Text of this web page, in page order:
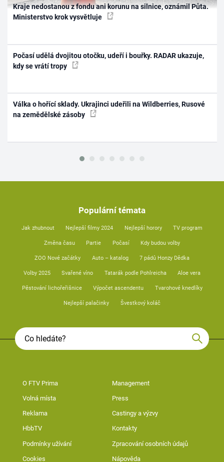
Kraje nedostanou z fondu ani korunu na silnice, oznámil Půta.
Ministerstvo krok vysvětluje
Počasí udělá dvojitou otočku, udeří i bouřky. RADAR ukazuje,
kdy se vrátí tropy
Válka o hořící sklady. Ukrajinci udeřili na Wildberries, Rusové
na zemědělské zásoby
Populární témata
Jak zhubnout Nejlepší filmy 2024 Nejlepší horory TV program
Změna času Partie Počasí Kdy budou volby
ZOO Nové začátky Auto – katalog 7 pádů Honzy Dědka
Volby 2025 Svařené víno Tatarák podle Pohlreicha Aloe vera
Pěstování lichořeřišnice Výpočet ascendentu Tvarohové knedlíky
Nejlepší palačinky Švestkový koláč
O FTV Prima Management
Volná místa Press
Reklama Castingy a výzvy
HbbTV Kontakty
Podmínky užívání Zpracování osobních údajů
Cookies Nápověda